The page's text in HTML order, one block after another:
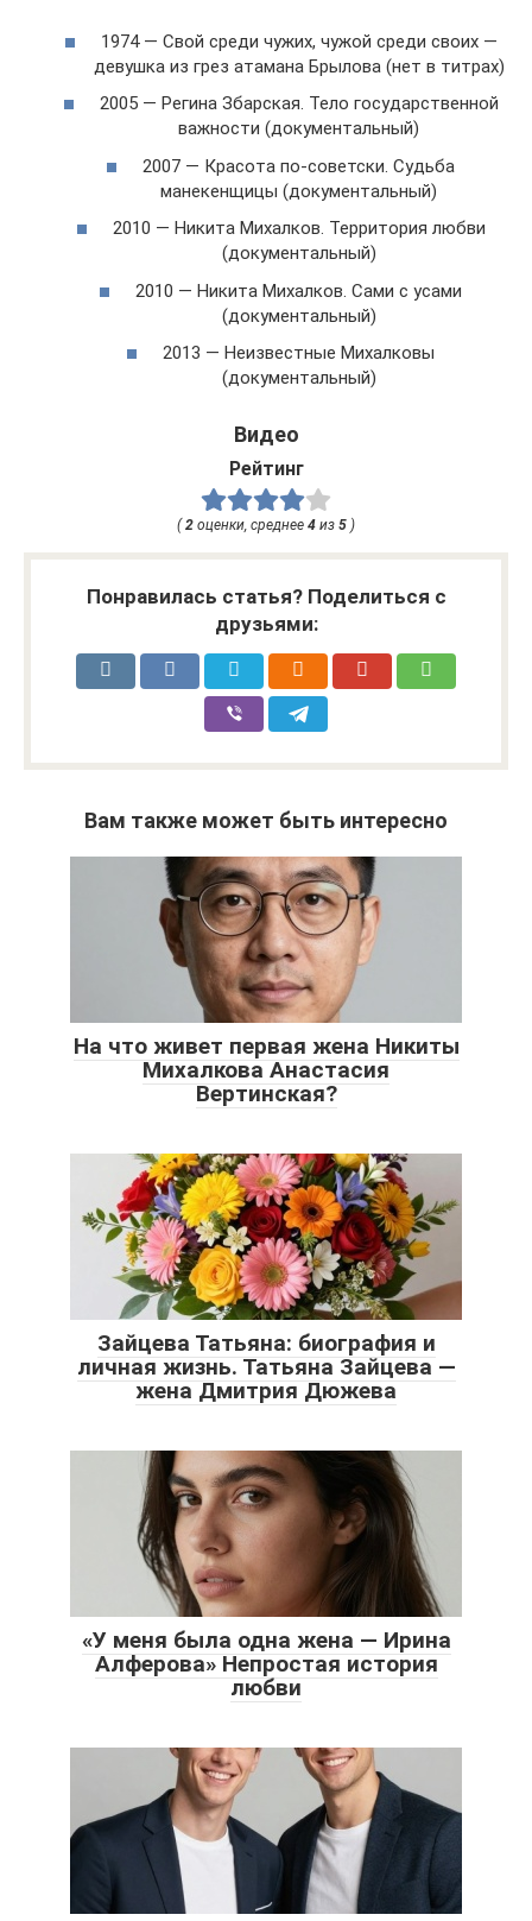
1974 — Свой среди чужих, чужой среди своих —
девушка из грез атамана Брылова (нет в титрах)
2005 — Регина Збарская. Тело государственной
важности (документальный)
2007 — Красота по-советски. Судьба
манекенщицы (документальный)
2010 — Никита Михалков. Территория любви
(документальный)
2010 — Никита Михалков. Сами с усами
(документальный)
2013 — Неизвестные Михалковы
(документальный)
Видео
Рейтинг
(2 оценки, среднее 4 из 5 )
Понравилась статья? Поделиться с
друзьями:
Вам также может быть интересно
На что живет первая жена Никиты
Михалкова Анастасия
Вертинская?
Зайцева Татьяна: биография и
личная жизнь. Татьяна Зайцева —
жена Дмитрия Дюжева
«У меня была одна жена — Ирина
Алферова» Непростая история
любви